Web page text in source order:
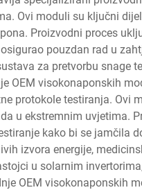
Ovi moduli su ključni
Proizvodni proces
pouzdan rad u
za pretvorbu
OEM visokonaponskih
protokole testiranja.
u ekstremnim uvjetima.
kako bi se jamčila
izvora energije,
u solarnim
OEM visokonaponskih